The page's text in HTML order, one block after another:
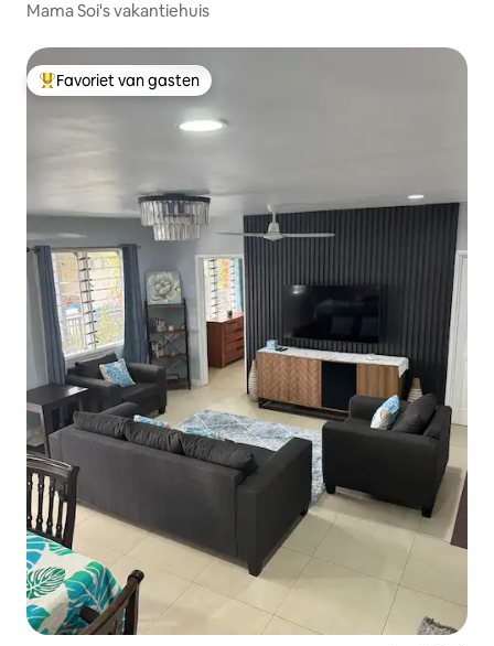
Mama Soi's vakantiehuis
Topfavoriet van gasten
Favoriet van gasten